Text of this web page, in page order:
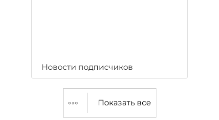
Новости подписчиков
Показать все